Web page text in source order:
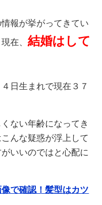
報が挙がってきてい
在、結婚はして
日生まれで現在３７
ない年齢になってき
んな疑惑が浮上して
いいのではと心配に
で確認！髪型はカツ